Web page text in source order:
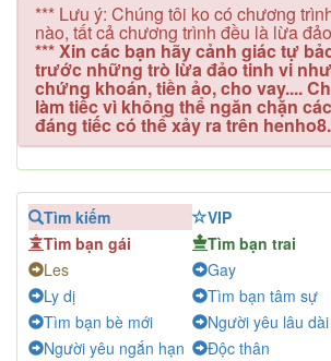
*** Lưu ý: Chúng tôi ko có chương
nào, tất cả chương trình đều là lừa
*** Xin các bạn hãy cảnh giác tự
trước những trò lừa đảo tinh vi
chứng khoán, tiền ảo, cho vay....
làm tiếc vì không thể ngăn chặn
đáng tiếc có thể xảy ra trên
Tìm kiếm
VIP
Tìm bạn gái
Tìm bạn trai
Les
Gay
Ly dị
Tìm bạn tâm sự
Tìm bạn bè mới
Người yêu lâu dài
Người yêu ngắn hạn
Độc thân